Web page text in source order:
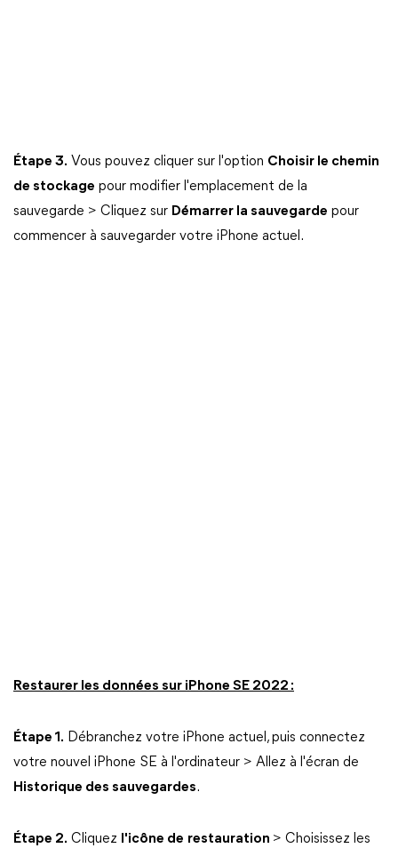
Étape 3. Vous pouvez cliquer sur l'option Choisir le chemin
de stockage pour modifier l'emplacement de la
sauvegarde > Cliquez sur Démarrer la sauvegarde pour
commencer à sauvegarder votre iPhone actuel.
Restaurer les données sur iPhone SE 2022 :
Étape 1. Débranchez votre iPhone actuel, puis connectez
votre nouvel iPhone SE à l'ordinateur > Allez à l'écran de
Historique des sauvegardes.
Étape 2. Cliquez l'icône de restauration > Choisissez les